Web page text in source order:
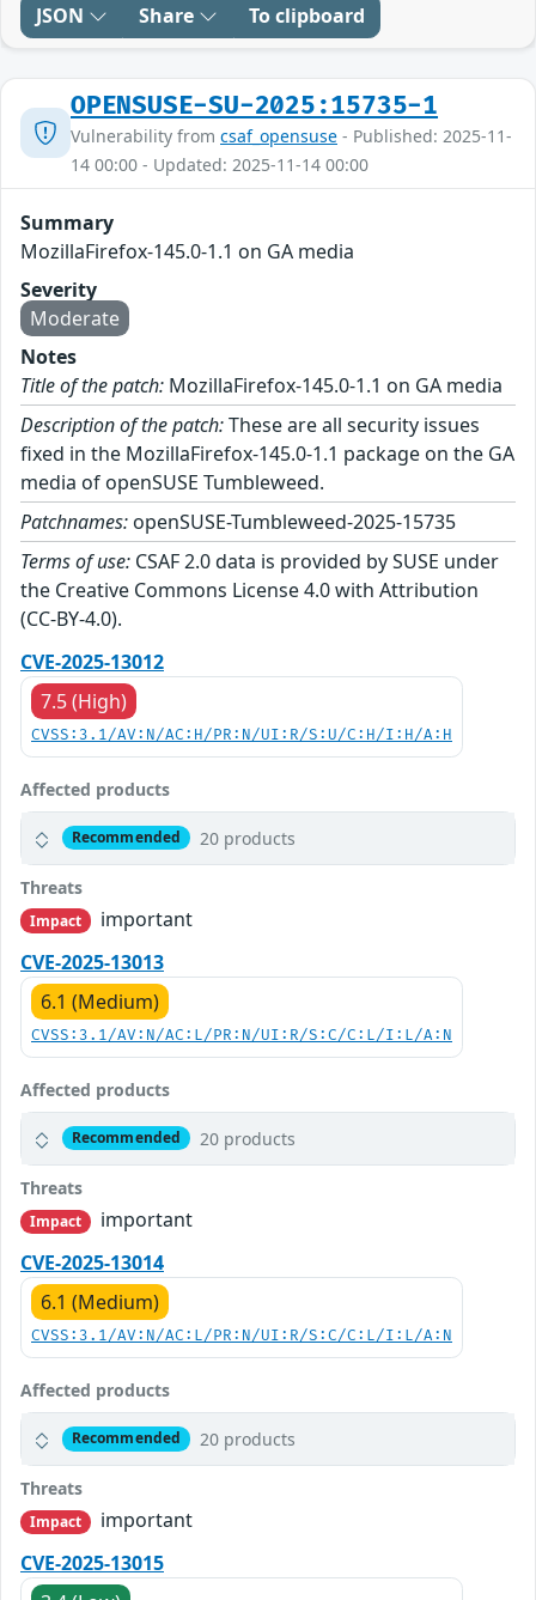
JSON Share To clipboard
OPENSUSE-SU-2025:15735-1
Vulnerability from csaf_opensuse - Published: 2025-11-
14 00:00 - Updated: 2025-11-14 00:00
Summary
MozillaFirefox-145.0-1.1 on GA media
Severity
Moderate
Notes
Title of the patch: MozillaFirefox-145.0-1.1 on GA media
Description of the patch:These are all security issues
fixed in the MozillaFirefox-145.0-1.1 package on the GA
media of openSUSE Tumbleweed.
Patchnames: openSUSE-Tumbleweed-2025-15735
Terms of use: CSAF 2.0 data is provided by SUSE under
the Creative Commons License 4.0 with Attribution
(CC-BY-4.0).
CVE-2025-13012
7.5 (High)
CVSS:3.1/AV:N/AC:H/PR:N/UI:R/S:U/C:H/I:H/A:H
Affected products
Recommended 20 products
Threats
Impact
important
CVE-2025-13013
6.1 (Medium)
CVSS:3.1/AV:N/AC:L/PR:N/UI:R/S:C/C:L/I:L/A:N
Affected products
Recommended 20 products
Threats
Impact
important
CVE-2025-13014
6.1 (Medium)
CVSS:3.1/AV:N/AC:L/PR:N/UI:R/S:C/C:L/I:L/A:N
Affected products
Recommended 20 products
Threats
Impact
important
CVE-2025-13015